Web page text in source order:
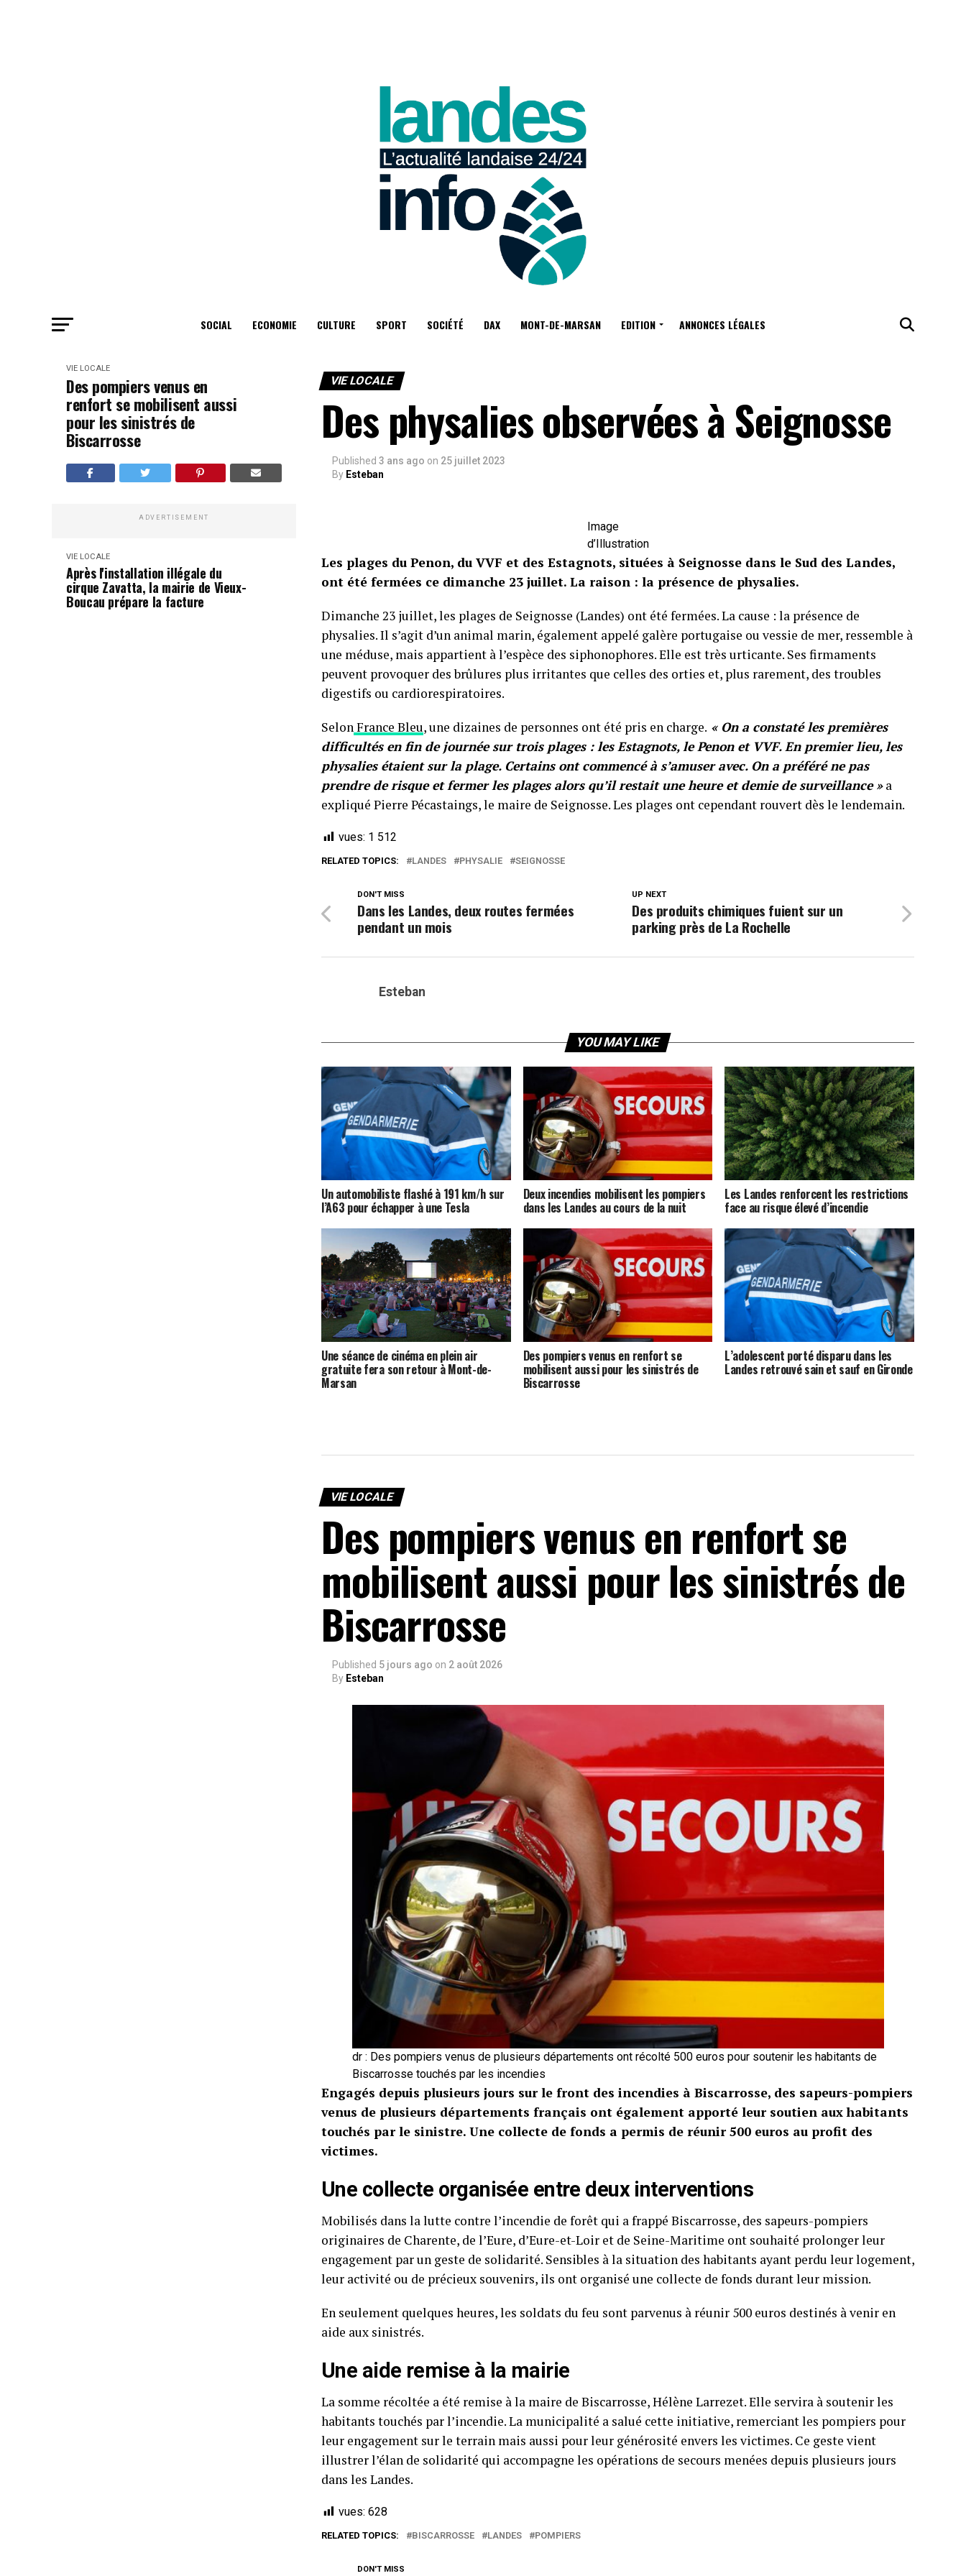
SOCIAL ECONOMIE CULTURE SPORT SOCIÉTÉ DAX MONT-DE-MARSAN EDITION ANNONCES LÉGALES
VIE LOCALE
Des pompiers venus en
renfort se mobilisent aussi
pour les sinistrés de
Biscarrosse
ADVERTISEMENT
VIE LOCALE
Après l'installation illégale du
cirque Zavatta, la mairie de Vieux-
Boucau prépare la facture
VIE LOCALE
Des physalies observées à Seignosse
Published 3 ans ago on 25 juillet 2023
By Esteban
Image
d’Illustration
Les plages du Penon, du VVF et des Estagnots, situées à Seignosse dans le Sud des Landes,
ont été fermées ce dimanche 23 juillet. La raison : la présence de physalies.
Dimanche 23 juillet, les plages de Seignosse (Landes) ont été fermées. La cause : la présence de
physalies. Il s’agit d’un animal marin, également appelé galère portugaise ou vessie de mer, ressemble à
une méduse, mais appartient à l’espèce des siphonophores. Elle est très urticante. Ses firmaments
peuvent provoquer des brûlures plus irritantes que celles des orties et, plus rarement, des troubles
digestifs ou cardiorespiratoires.
SelonFrance Bleu, une dizaines de personnes ont été pris en charge. « On a constaté les premières
difficultés en fin de journée sur trois plages : les Estagnots, le Penon et VVF. En premier lieu, les
physalies étaient sur la plage. Certains ont commencé à s’amuser avec. On a préféré ne pas
prendre de risque et fermer les plages alors qu’il restait une heure et demie de surveillance »a
expliqué Pierre Pécastaings, le maire de Seignosse. Les plages ont cependant rouvert dès le lendemain.
vues: 1 512
RELATED TOPICS: LANDES PHYSALIE SEIGNOSSE
UP NEXT
Des produits chimiques fuient sur un
parking près de La Rochelle
DON'T MISS
Dans les Landes, deux routes fermées
pendant un mois
Esteban
YOU MAY LIKE
Un automobiliste flashé à 191 km/h sur
l’A63 pour échapper à une Tesla
Deux incendies mobilisent les pompiers
dans les Landes au cours de la nuit
Les Landes renforcent les restrictions
face au risque élevé d’incendie
Une séance de cinéma en plein air
gratuite fera son retour à Mont-de-
Marsan
Des pompiers venus en renfort se
mobilisent aussi pour les sinistrés de
Biscarrosse
L’adolescent porté disparu dans les
Landes retrouvé sain et sauf en Gironde
VIE LOCALE
Des pompiers venus en renfort se
mobilisent aussi pour les sinistrés de
Biscarrosse
Published 5 jours ago on 2 août 2026
By Esteban
dr : Des pompiers venus de plusieurs départements ont récolté 500 euros pour soutenir les habitants de
Biscarrosse touchés par les incendies
Engagés depuis plusieurs jours sur le front des incendies à Biscarrosse, des sapeurs-pompiers
venus de plusieurs départements français ont également apporté leur soutien aux habitants
touchés par le sinistre. Une collecte de fonds a permis de réunir 500 euros au profit des
victimes.
Une collecte organisée entre deux interventions
Mobilisés dans la lutte contre l’incendie de forêt qui a frappé Biscarrosse, des sapeurs-pompiers
originaires de Charente, de l’Eure, d’Eure-et-Loir et de Seine-Maritime ont souhaité prolonger leur
engagement par un geste de solidarité. Sensibles à la situation des habitants ayant perdu leur logement,
leur activité ou de précieux souvenirs, ils ont organisé une collecte de fonds durant leur mission.
En seulement quelques heures, les soldats du feu sont parvenus à réunir 500 euros destinés à venir en
aide aux sinistrés.
Une aide remise à la mairie
La somme récoltée a été remise à la maire de Biscarrosse, Hélène Larrezet. Elle servira à soutenir les
habitants touchés par l’incendie. La municipalité a salué cette initiative, remerciant les pompiers pour
leur engagement sur le terrain mais aussi pour leur générosité envers les victimes. Ce geste vient
illustrer l’élan de solidarité qui accompagne les opérations de secours menées depuis plusieurs jours
dans les Landes.
vues: 628
RELATED TOPICS: BISCARROSSE LANDES POMPIERS
DON'T MISS